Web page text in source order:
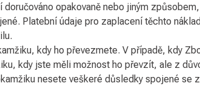
opakovaně nebo jiným
Platební údaje pro zaplacení těchto
kdy ho převezmete. V případě, kdy
kdy jste měli možnost ho převzít, ale z
nesete veškeré důsledky spojené